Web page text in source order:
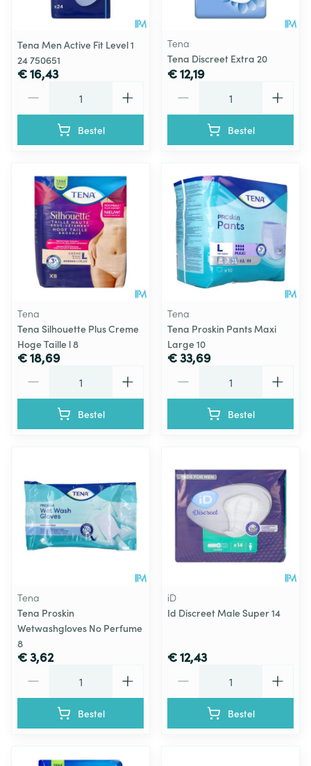
Tena Men Active Fit Level 1
24 750651
€ 16,43
Bestel
Tena
Tena Discreet Extra 20
€ 12,19
Bestel
Tena
Tena Silhouette Plus Creme
Hoge Taille l 8
€ 18,69
Bestel
Tena
Tena Proskin Pants Maxi
Large 10
€ 33,69
Bestel
Tena
Tena Proskin
Wetwashgloves No Perfume
8
€ 3,62
Bestel
iD
Id Discreet Male Super 14
€ 12,43
Bestel